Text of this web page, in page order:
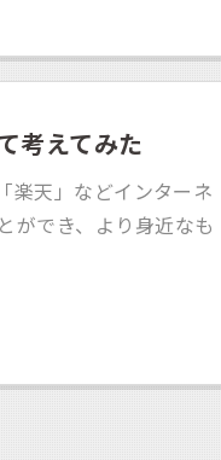
考えてみた
楽天」などインターネ
ができ、より身近なも